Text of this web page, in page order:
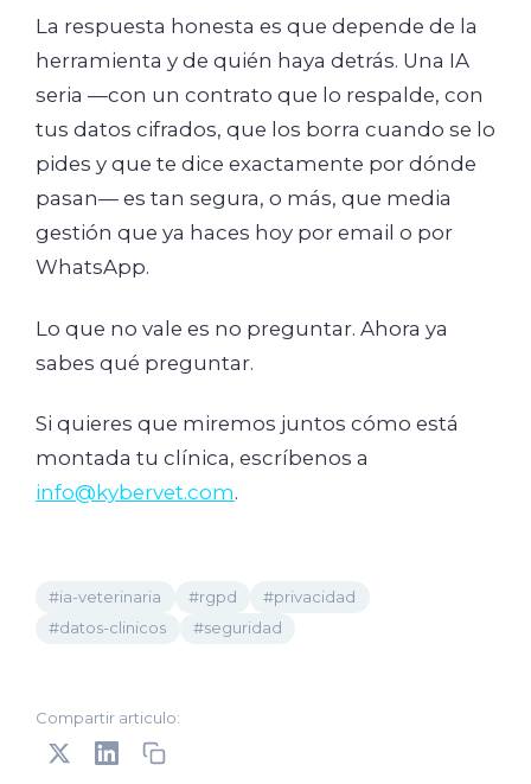
La respuesta honesta es que depende de la
herramienta y de quién haya detrás. Una IA
seria —con un contrato que lo respalde, con
tus datos cifrados, que los borra cuando se lo
pides y que te dice exactamente por dónde
pasan— es tan segura, o más, que media
gestión que ya haces hoy por email o por
WhatsApp.
Lo que no vale es no preguntar. Ahora ya
sabes qué preguntar.
Si quieres que miremos juntos cómo está
montada tu clínica, escríbenos a
info@kybervet.com.
#ia-veterinaria #rgpd
#privacidad
#datos-clinicos
#seguridad
Compartir articulo: